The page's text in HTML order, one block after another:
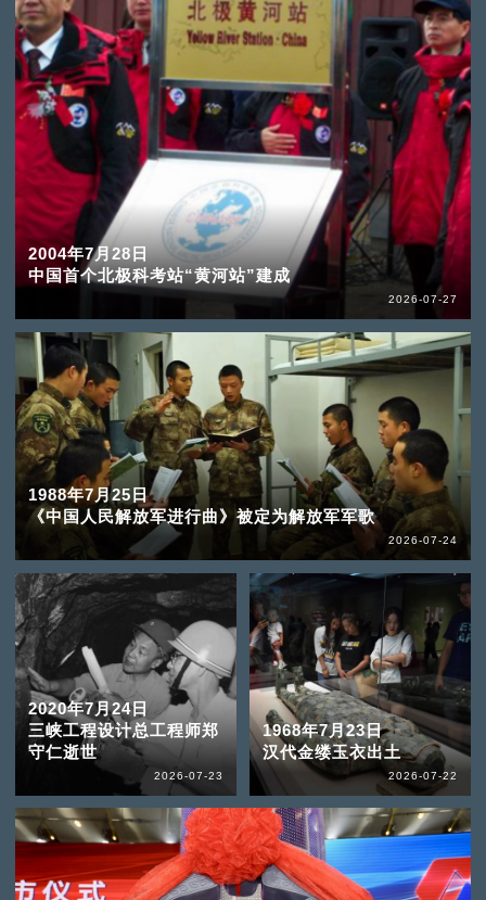
2004年7月28日
中国首个北极科考站“黄河站”建成
2026-07-27
1988年7月25日
《中国人民解放军进行曲》被定为解放军军歌
2026-07-24
2020年7月24日
三峡工程设计总工程师郑
守仁逝世
2026-07-23
1968年7月23日
汉代金缕玉衣出土
2026-07-22